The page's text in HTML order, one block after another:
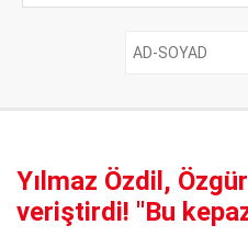
Yılmaz Özdil,
veriştirdi! ''Bu